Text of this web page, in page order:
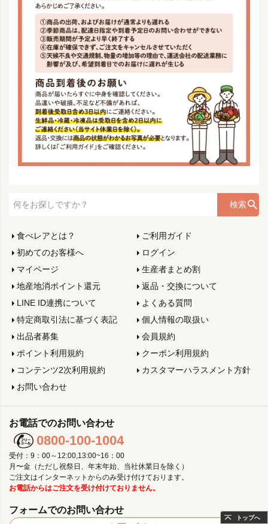
検索
食べレアとは？
ご利用ガイド
初めてのお客様へ
ログイン
マイページ
生産者まとめ割
地産地消ポイント還元
返品・交換について
LINE ID連携について
よくある質問
特定商取引法に基づく表記
個人情報の取扱い
出品者募集
会員規約
ポイント利用規約
クーポン利用規約
コンテンツ2次利用規約
カスタマーハラスメント方針
お問い合わせ
お電話でのお問い合わせ
0800-100-1004
受付：9：00～12:00,13:00~16：00
月〜金（ただし祝祭日、年末年始、当社休業日を除く）
ご注文はインターネットからのみ受け付けております。
お電話からはご注文を受け付けておりません。
フォームでのお問い合わせ
トップへ